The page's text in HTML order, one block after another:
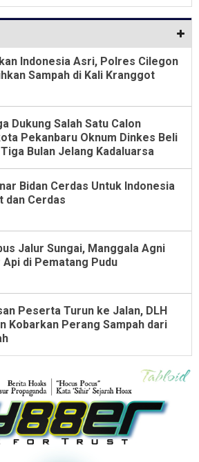
Indonesia Asri, Polres Cilegon
Sampah di Kali Kranggot
Dukung Salah Satu Calon
Pekanbaru Oknum Dinkes Beli
Bulan Jelang Kadaluarsa
Bidan Cerdas Untuk Indonesia
dan Cerdas
Jalur Sungai, Manggala Agni
Api di Pematang Pudu
Peserta Turun ke Jalan, DLH
Kobarkan Perang Sampah dari